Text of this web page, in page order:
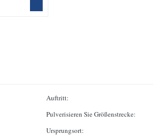
Auftritt:
Pulverisieren Sie Größenstrecke:
Ursprungsort: